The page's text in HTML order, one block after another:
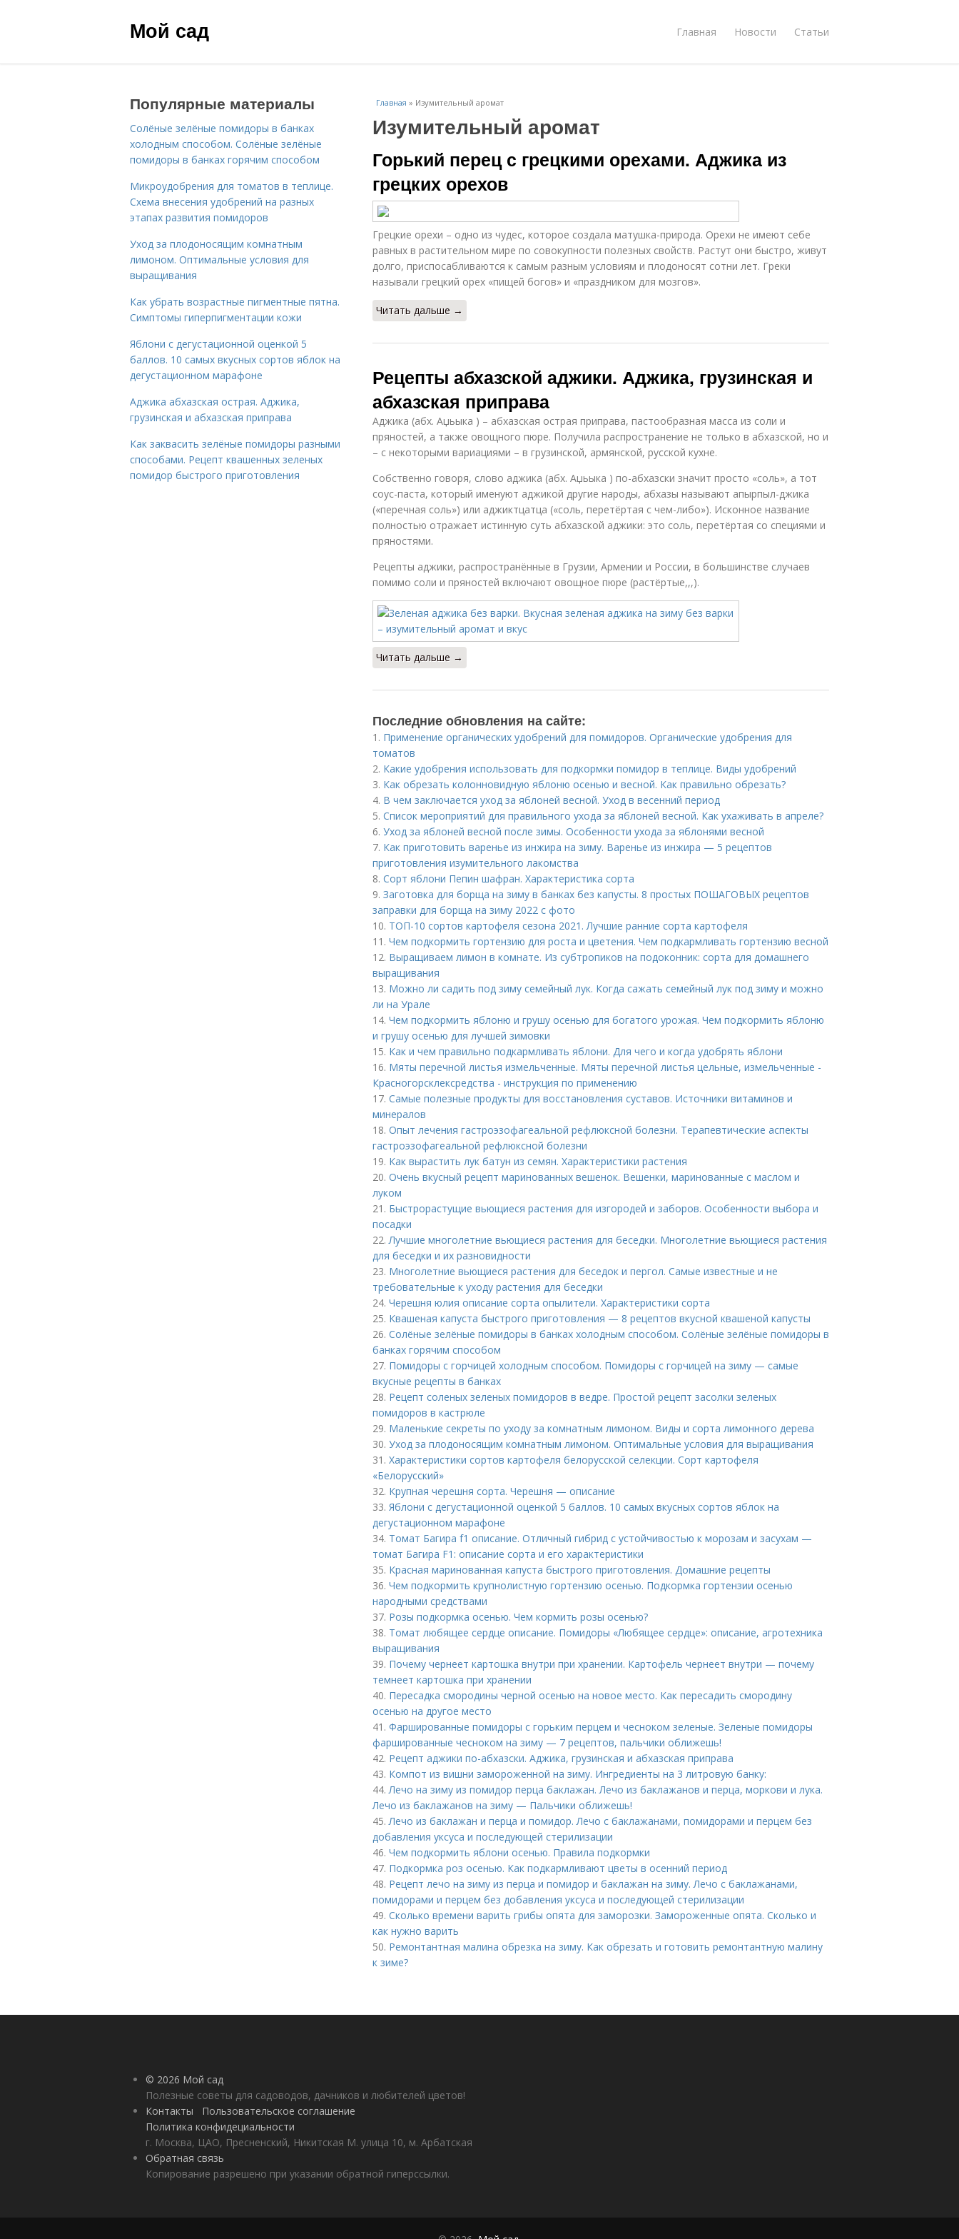
Мой сад Главная Новости Статьи
Главная » Изумительный аромат
Изумительный аромат
Горький перец с грецкими орехами. Аджика из
грецких орехов
Грецкие орехи – одно из чудес, которое создала матушка-природа. Орехи не имеют себе
равных в растительном мире по совокупности полезных свойств. Растут они быстро, живут
долго, приспосабливаются к самым разным условиям и плодоносят сотни лет. Греки
называли грецкий орех «пищей богов» и «праздником для мозгов».
Читать дальше →
Рецепты абхазской аджики. Аджика, грузинская и
абхазская приправа
Аджика (абх. Аџьыка ) – абхазская острая приправа, пастообразная масса из соли и
пряностей, а также овощного пюре. Получила распространение не только в абхазской, но и
– с некоторыми вариациями – в грузинской, армянской, русской кухне.
Собственно говоря, слово аджика (абх. Аџьыка ) по-абхазски значит просто «соль», а тот
соус-паста, который именуют аджикой другие народы, абхазы называют апырпыл-джика
(«перечная соль») или аджиктцатца («соль, перетёртая с чем-либо»). Исконное название
полностью отражает истинную суть абхазской аджики: это соль, перетёртая со специями и
пряностями.
Рецепты аджики, распространённые в Грузии, Армении и России, в большинстве случаев
помимо соли и пряностей включают овощное пюре (растёртые,,,).
Читать дальше →
Последние обновления на сайте:
1. Применение органических удобрений для помидоров. Органические удобрения для
томатов
2. Какие удобрения использовать для подкормки помидор в теплице. Виды удобрений
3. Как обрезать колонновидную яблоню осенью и весной. Как правильно обрезать?
4. В чем заключается уход за яблоней весной. Уход в весенний период
5. Список мероприятий для правильного ухода за яблоней весной. Как ухаживать в апреле?
6. Уход за яблоней весной после зимы. Особенности ухода за яблонями весной
7. Как приготовить варенье из инжира на зиму. Варенье из инжира — 5 рецептов
приготовления изумительного лакомства
8. Сорт яблони Пепин шафран. Характеристика сорта
9. Заготовка для борща на зиму в банках без капусты. 8 простых ПОШАГОВЫХ рецептов
заправки для борща на зиму 2022 с фото
10. ТОП-10 сортов картофеля сезона 2021. Лучшие ранние сорта картофеля
11. Чем подкормить гортензию для роста и цветения. Чем подкармливать гортензию весной
12. Выращиваем лимон в комнате. Из субтропиков на подоконник: сорта для домашнего
выращивания
13. Можно ли садить под зиму семейный лук. Когда сажать семейный лук под зиму и можно
ли на Урале
14. Чем подкормить яблоню и грушу осенью для богатого урожая. Чем подкормить яблоню
и грушу осенью для лучшей зимовки
15. Как и чем правильно подкармливать яблони. Для чего и когда удобрять яблони
16. Мяты перечной листья измельченные. Мяты перечной листья цельные, измельченные -
Красногорсклексредства - инструкция по применению
17. Самые полезные продукты для восстановления суставов. Источники витаминов и
минералов
18. Опыт лечения гастроэзофагеальной рефлюксной болезни. Терапевтические аспекты
гастроэзофагеальной рефлюксной болезни
19. Как вырастить лук батун из семян. Характеристики растения
20. Очень вкусный рецепт маринованных вешенок. Вешенки, маринованные с маслом и
луком
21. Быстрорастущие вьющиеся растения для изгородей и заборов. Особенности выбора и
посадки
22.Лучшие многолетние вьющиеся растения для беседки. Многолетние вьющиеся растения
для беседки и их разновидности
23. Многолетние вьющиеся растения для беседок и пергол. Самые известные и не
требовательные к уходу растения для беседки
24. Черешня юлия описание сорта опылители. Характеристики сорта
25. Квашеная капуста быстрого приготовления — 8 рецептов вкусной квашеной капусты
26. Солёные зелёные помидоры в банках холодным способом. Солёные зелёные помидоры в
банках горячим способом
27. Помидоры с горчицей холодным способом. Помидоры с горчицей на зиму — самые
вкусные рецепты в банках
28. Рецепт соленых зеленых помидоров в ведре. Простой рецепт засолки зеленых
помидоров в кастрюле
29. Маленькие секреты по уходу за комнатным лимоном. Виды и сорта лимонного дерева
30. Уход за плодоносящим комнатным лимоном. Оптимальные условия для выращивания
31. Характеристики сортов картофеля белорусской селекции. Сорт картофеля
«Белорусский»
32. Крупная черешня сорта. Черешня — описание
33. Яблони с дегустационной оценкой 5 баллов. 10 самых вкусных сортов яблок на
дегустационном марафоне
34. Томат Багира f1 описание. Отличный гибрид с устойчивостью к морозам и засухам —
томат Багира F1: описание сорта и его характеристики
35. Красная маринованная капуста быстрого приготовления. Домашние рецепты
36. Чем подкормить крупнолистную гортензию осенью. Подкормка гортензии осенью
народными средствами
37. Розы подкормка осенью. Чем кормить розы осенью?
38. Томат любящее сердце описание. Помидоры «Любящее сердце»: описание, агротехника
выращивания
39. Почему чернеет картошка внутри при хранении. Картофель чернеет внутри — почему
темнеет картошка при хранении
40. Пересадка смородины черной осенью на новое место. Как пересадить смородину
осенью на другое место
41. Фаршированные помидоры с горьким перцем и чесноком зеленые. Зеленые помидоры
фаршированные чесноком на зиму — 7 рецептов, пальчики оближешь!
42. Рецепт аджики по-абхазски. Аджика, грузинская и абхазская приправа
43. Компот из вишни замороженной на зиму. Ингредиенты на 3 литровую банку:
44.Лечо на зиму из помидор перца баклажан. Лечо из баклажанов и перца, моркови и лука.
Лечо из баклажанов на зиму — Пальчики оближешь!
45.Лечо из баклажан и перца и помидор. Лечо с баклажанами, помидорами и перцем без
добавления уксуса и последующей стерилизации
46. Чем подкормить яблони осенью. Правила подкормки
47. Подкормка роз осенью. Как подкармливают цветы в осенний период
48. Рецепт лечо на зиму из перца и помидор и баклажан на зиму. Лечо с баклажанами,
помидорами и перцем без добавления уксуса и последующей стерилизации
49. Сколько времени варить грибы опята для заморозки. Замороженные опята. Сколько и
как нужно варить
50. Ремонтантная малина обрезка на зиму. Как обрезать и готовить ремонтантную малину
к зиме?
Популярные материалы
Солёные зелёные помидоры в банках
холодным способом. Солёные зелёные
помидоры в банках горячим способом
Микроудобрения для томатов в теплице.
Схема внесения удобрений на разных
этапах развития помидоров
Уход за плодоносящим комнатным
лимоном. Оптимальные условия для
выращивания
Как убрать возрастные пигментные пятна.
Симптомы гиперпигментации кожи
Яблони с дегустационной оценкой 5
баллов. 10 самых вкусных сортов яблок на
дегустационном марафоне
Аджика абхазская острая. Аджика,
грузинская и абхазская приправа
Как заквасить зелёные помидоры разными
способами. Рецепт квашенных зеленых
помидор быстрого приготовления
© 2026 Мой сад
Полезные советы для садоводов, дачников и любителей цветов!
Контакты
Пользовательское соглашение
Политика конфидециальности
г. Москва, ЦАО, Пресненский, Никитская М. улица 10, м. Арбатская
Обратная связь
Копирование разрешено при указании обратной гиперссылки.